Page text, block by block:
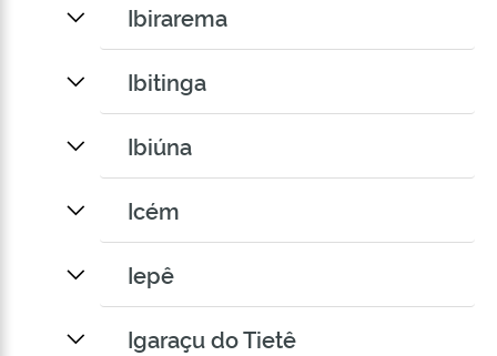
Ibirarema
Ibitinga
Ibiúna
Icém
Iepê
Igaraçu do Tietê